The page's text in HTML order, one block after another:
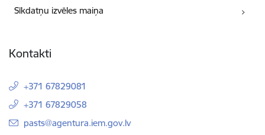
Sīkdatņu izvēles maiņa
Kontakti
+371 67829081
+371 67829058
E-pasts:
pasts@agentura.iem.gov.lv